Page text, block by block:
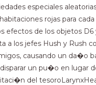
especiales
rojas para
efectos de los objetos
a los jefes Hush y Rush
causando un da�o
un pu�o en lugar
del